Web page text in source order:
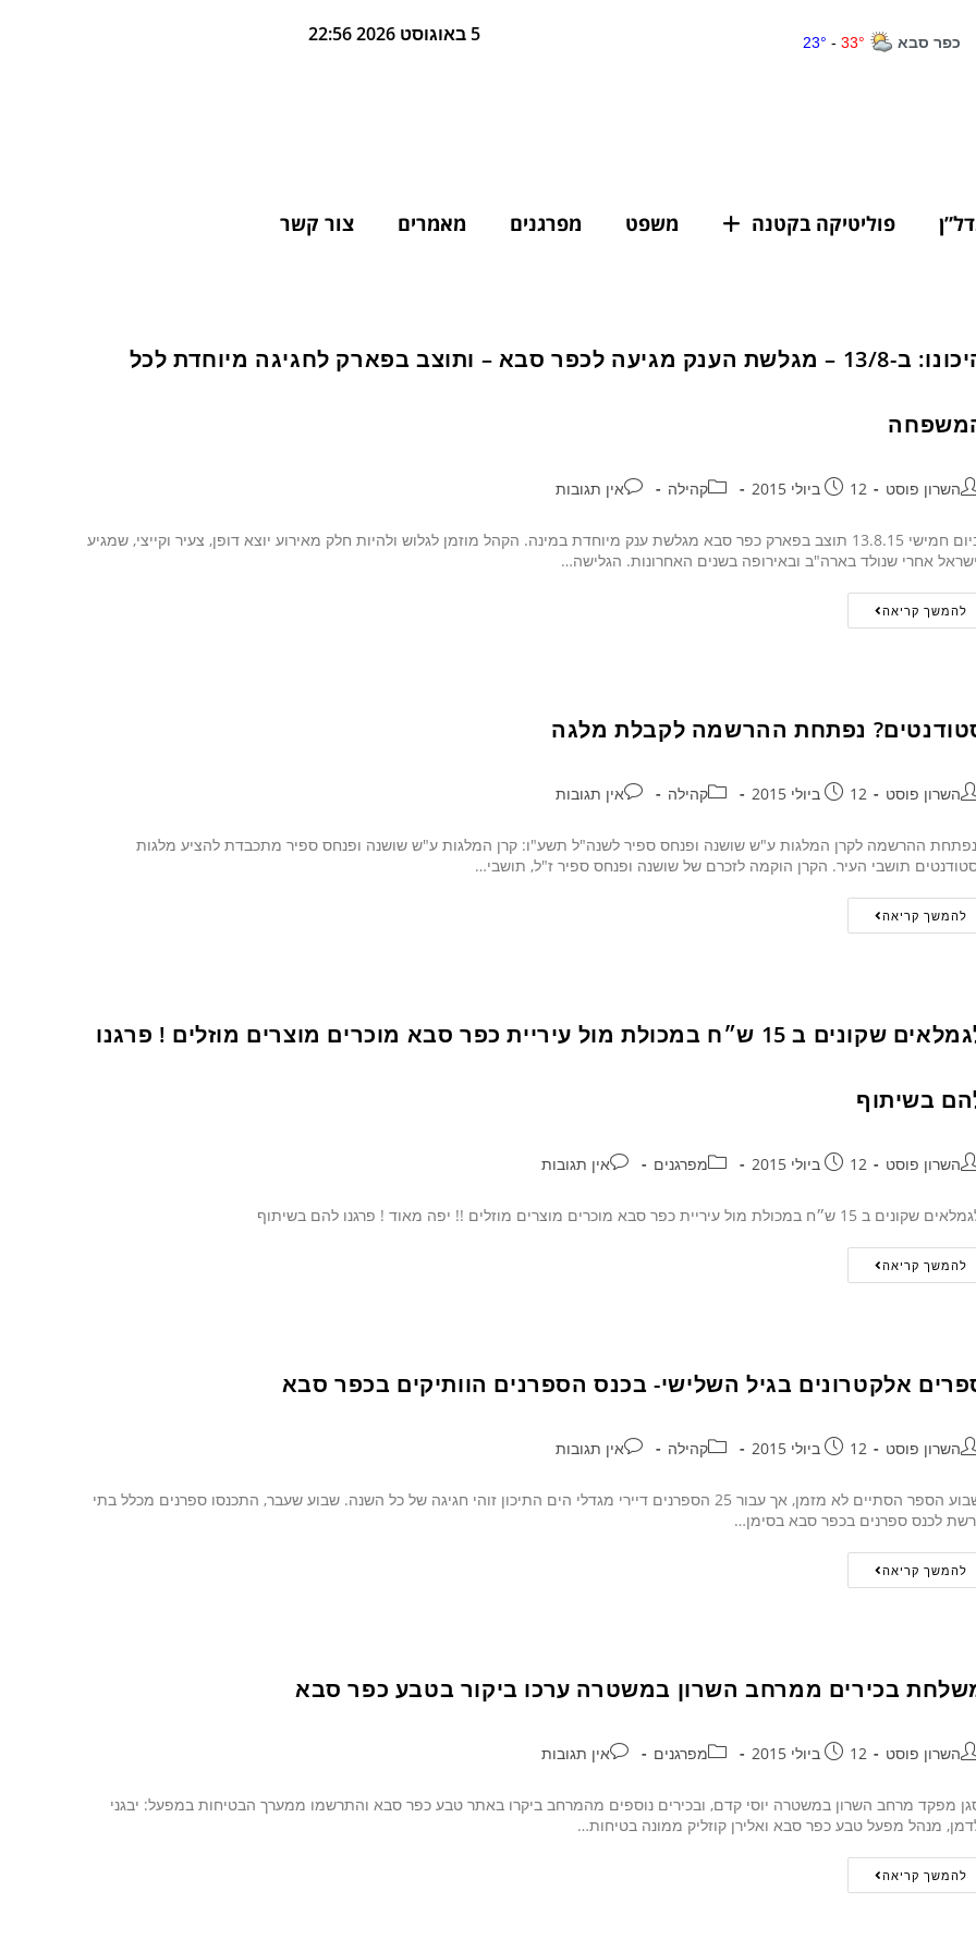
5 באוגוסט 2026 22:56
פוליטיקה בקטנה משפט מפרגנים מאמרים צור קשר
היכונו: ב-13/8 – מגלשת הענק מגיעה לכפר סבא – ותוצב בפארק לחגיגה מיוחדת לכל
השרון פוסט 12 ביולי 2015 קהילה אין תגובות
ביום חמישי 13.8.15 תוצב בפארק כפר סבא מגלשת ענק מיוחדת במינה. הקהל מוזמן לגלוש ולהיות חלק מאירוע יוצא דופן, צעיר וקייצי, שמגיע
אחרי שנולד בארה"ב ובאירופה בשנים האחרונות. הגלישה…
להמשך קריאה
נפתחת ההרשמה לקבלת מלגה
השרון פוסט 12 ביולי 2015 קהילה אין תגובות
נפתחת ההרשמה לקרן המלגות ע"ש שושנה ופנחס ספיר לשנה"ל תשע"ו: קרן המלגות ע"ש שושנה ופנחס ספיר מתכבדת להציע מלגות
תושבי העיר. הקרן הוקמה לזכרם של שושנה ופנחס ספיר ז"ל, תושבי…
להמשך קריאה
לגמלאים שקונים ב 15 ש״ח במכולת מול עיריית כפר סבא מוכרים מוצרים מוזלים ! פרגנו
בשיתוף
השרון פוסט 12 ביולי 2015 מפרגנים אין תגובות
שקונים ב 15 ש״ח במכולת מול עיריית כפר סבא מוכרים מוצרים מוזלים !! יפה מאוד ! פרגנו להם בשיתוף
להמשך קריאה
אלקטרונים בגיל השלישי- בכנס הספרנים הוותיקים בכפר סבא
השרון פוסט 12 ביולי 2015 קהילה אין תגובות
שבוע הספר הסתיים לא מזמן, אך עבור 25 הספרנים דיירי מגדלי הים התיכון זוהי חגיגה של כל השנה. שבוע שעבר, התכנסו ספרנים מכלל בתי
לכנס ספרנים בכפר סבא בסימן…
להמשך קריאה
בכירים ממרחב השרון במשטרה ערכו ביקור בטבע כפר סבא
השרון פוסט 12 ביולי 2015 מפרגנים אין תגובות
מפקד מרחב השרון במשטרה יוסי קדם, ובכירים נוספים מהמרחב ביקרו באתר טבע כפר סבא והתרשמו ממערך הבטיחות במפעל: יבגני
מנהל מפעל טבע כפר סבא ואלירן קוזליק ממונה בטיחות…
להמשך קריאה